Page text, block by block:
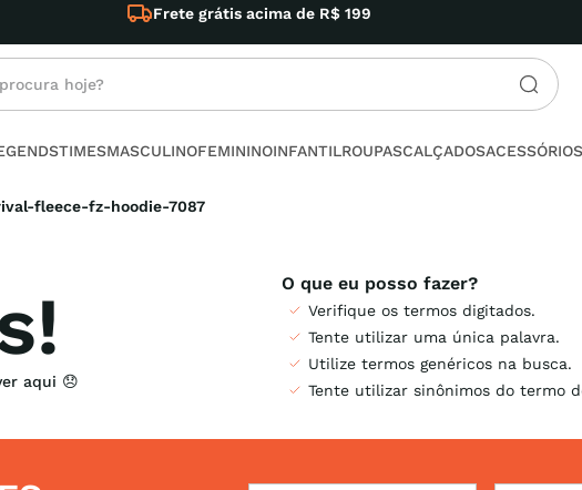
Frete grátis acima de R$ 199
hoje?
TIMESMASCULINOFEMININOINFANTILROUPASCALÇADOSACESSÓRIOS
fleece-fz-hoodie-7087
Verifique os termos digitados.
Tente utilizar uma única palavra.
Utilize termos genéricos na busca.
Tente utilizar sinônimos do termo
buscados